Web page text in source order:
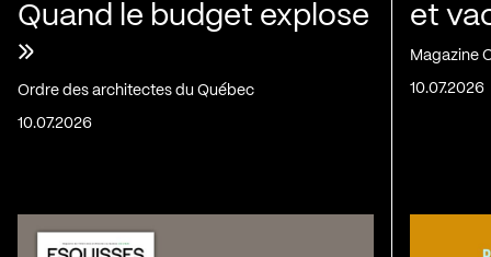
Quand le budget explose
»
Ordre des architectes du Québec
10.07.2026
et
Magazine
10.07.2026